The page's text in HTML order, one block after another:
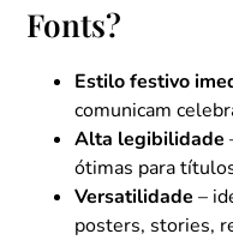
Fonts?
Estilo festivo
comunicam
Alta legibilidade
ótimas para
Versatilidade –
posters, stories,